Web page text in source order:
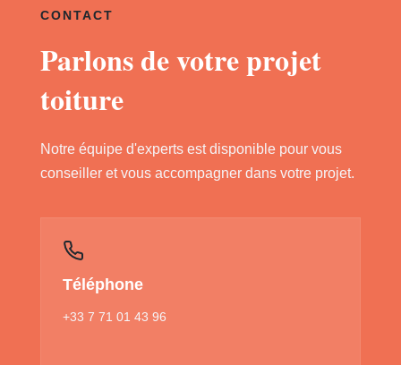
CONTACT
Parlons de votre projet
toiture
Notre équipe d'experts est disponible pour vous
conseiller et vous accompagner dans votre projet.
Téléphone
+33 7 71 01 43 96